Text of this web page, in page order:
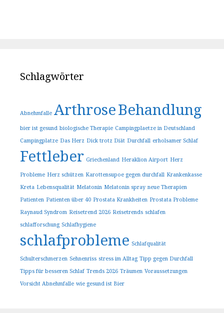
Schlagwörter
Abnehmfalle ArthroseBehandlung
bier ist gesund biologische Therapie Campingplaetze in Deutschland
Campingplatze Das Herz Dick trotz Diät Durchfall erholsamer Schlaf
Fettleber Griechenland Heraklion Airport Herz
Probleme Herz schützen Karottensupoe gegen durchfall Krankenkasse
Kreta Lebensqualität Melatonin Melatonin spray neue Therapien
Patienten Patienten über 40 Prostata Krankheiten Prostata Probleme
Raynaud Syndrom Reisetrend 2026 Reisetrends schlafen
schlafforschung Schlafhygiene
schlafprobleme Schlafqualität
Schulterschmerzen Sehnenriss stress im Alltag Tipp gegen Durchfall
Tipps für besseren Schlaf Trends 2026 Träumen Voraussetzungen
Vorsicht Abnehmfalle wie gesund ist Bier